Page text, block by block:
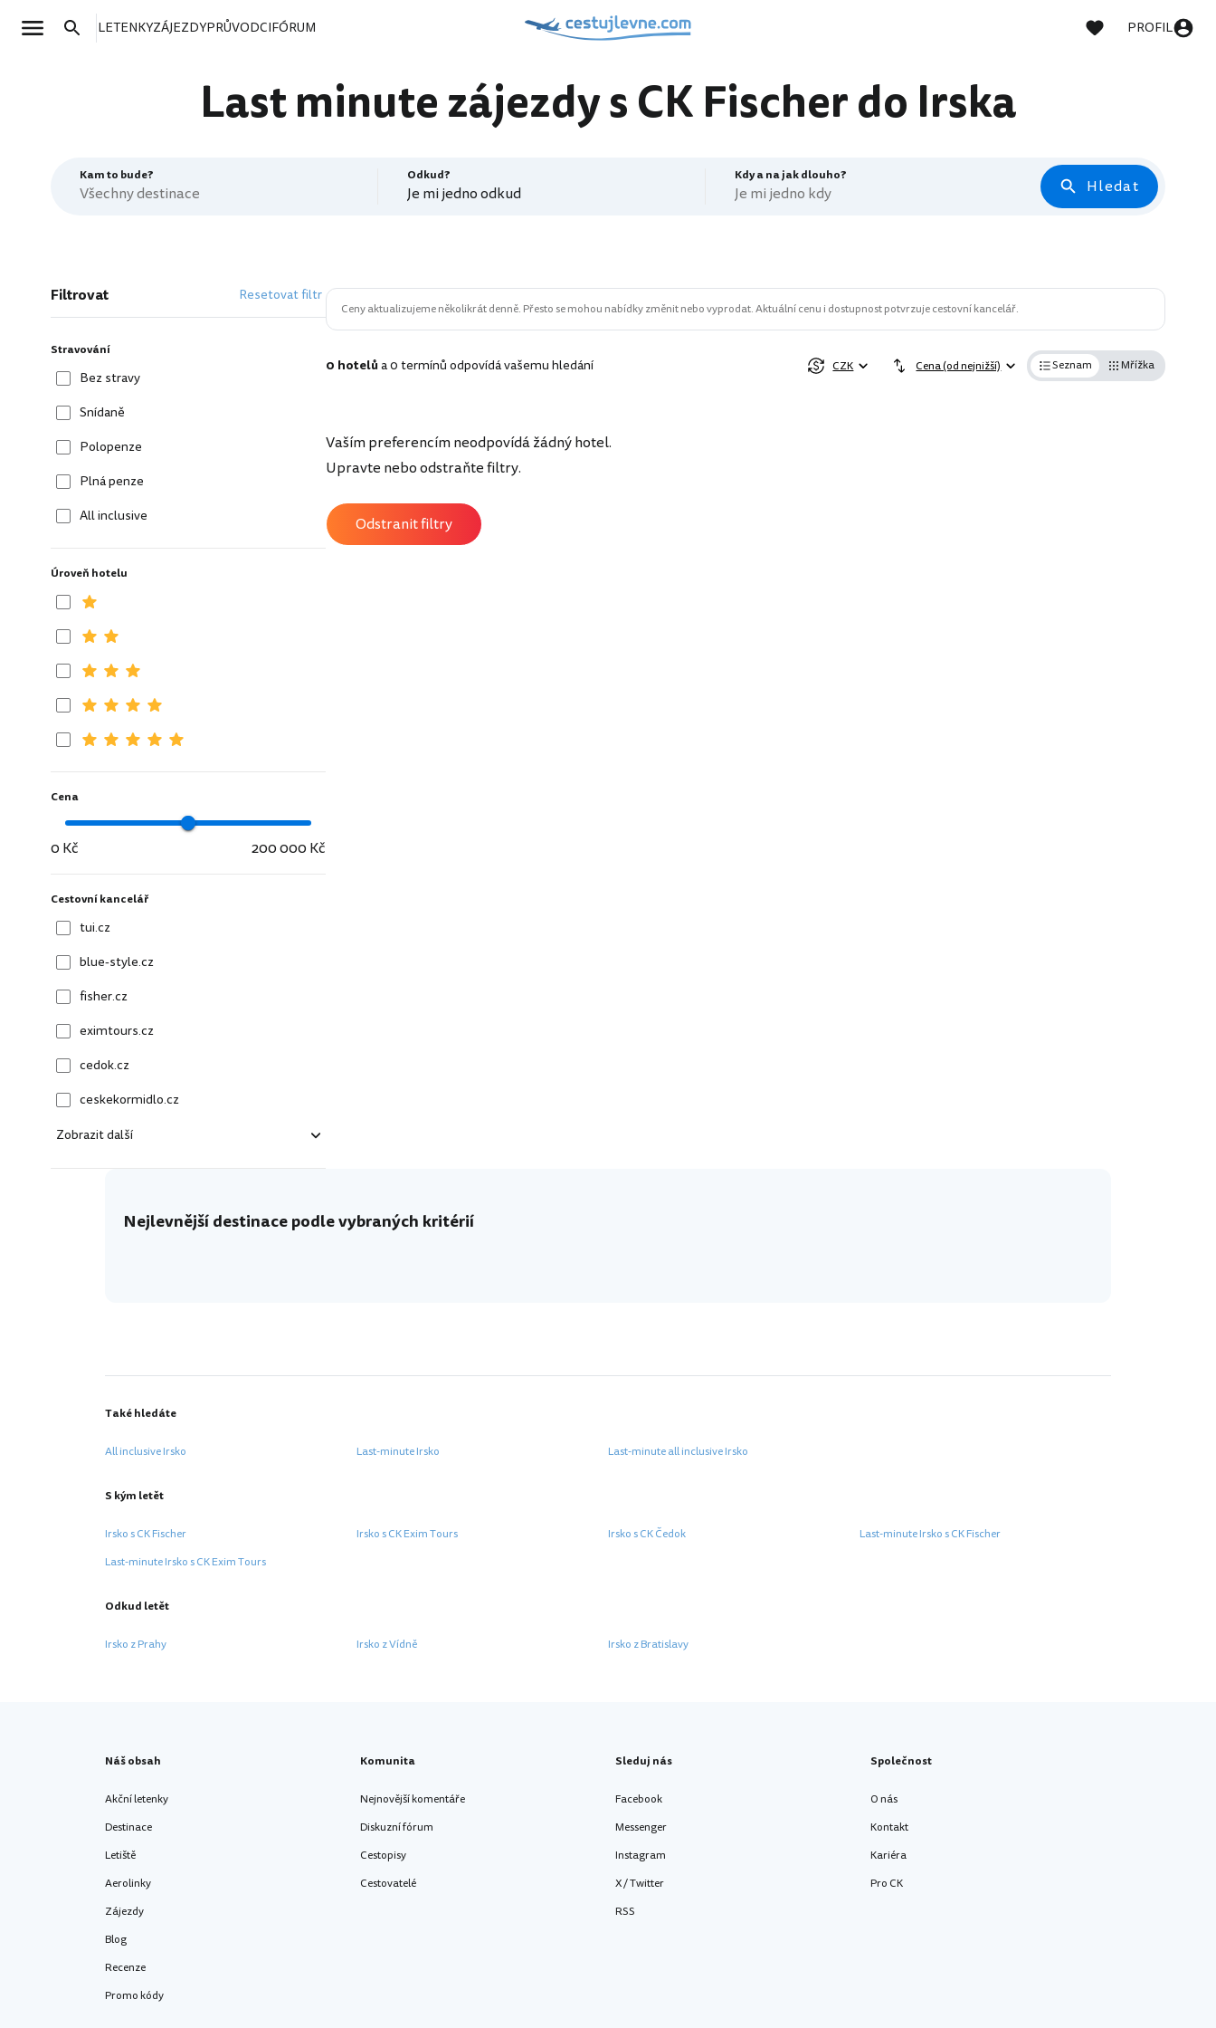
LETENKYZÁJEZDYPRŮVODCIFÓRUM PROFIL
Last minute zájezdy s CK Fischer do Irska
Kam to bude? Odkud?
Je mi jedno odkud
Kdy a na jak dlouho?
Je mi jedno kdy Hledat
Filtrovat Resetovat filtr
Stravování
Bez stravy
Snídaně
Polopenze
Plná penze
All inclusive
Úroveň hotelu
Cena
0 Kč 200 000 Kč
Cestovní kancelář
tui.cz
blue-style.cz
fisher.cz
eximtours.cz
cedok.cz
ceskekormidlo.cz
Zobrazit další
dertour.ro
Ceny aktualizujeme několikrát denně. Přesto se mohou nabídky změnit nebo vyprodat. Aktuální cenu i dostupnost potvrzuje cestovní kancelář.
0 hotelůa 0 termínů odpovídá vašemu hledání CZK Cena (od nejnižší) Seznam Mřížka
Vaším preferencím neodpovídá žádný hotel.
Upravte nebo odstraňte filtry.
Odstranit filtry
Nejlevnější destinace podle vybraných kritérií
Také hledáte
All inclusive Irsko Last-minute Irsko Last-minute all inclusive Irsko
S kým letět
Irsko s CK Fischer Irsko s CK Exim Tours Irsko s CK Čedok
Last-minute Irsko s CK Fischer
Last-minute Irsko s CK Exim Tours
Odkud letět
Irsko z Prahy Irsko z Vídně Irsko z Bratislavy
Náš obsah
Akční letenky
Destinace
Letiště
Aerolinky
Zájezdy
Blog
Recenze
Promo kódy
Komunita
Nejnovější komentáře
Diskuzní fórum
Cestopisy
Cestovatelé
Sleduj nás
Facebook
Messenger
Instagram
X / Twitter
RSS
Společnost
O nás
Kontakt
Kariéra
Pro CK